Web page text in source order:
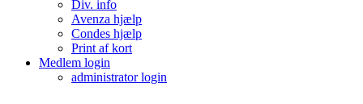
Div. info
Avenza hjælp
Condes hjælp
Print af kort
Medlem login
administrator login